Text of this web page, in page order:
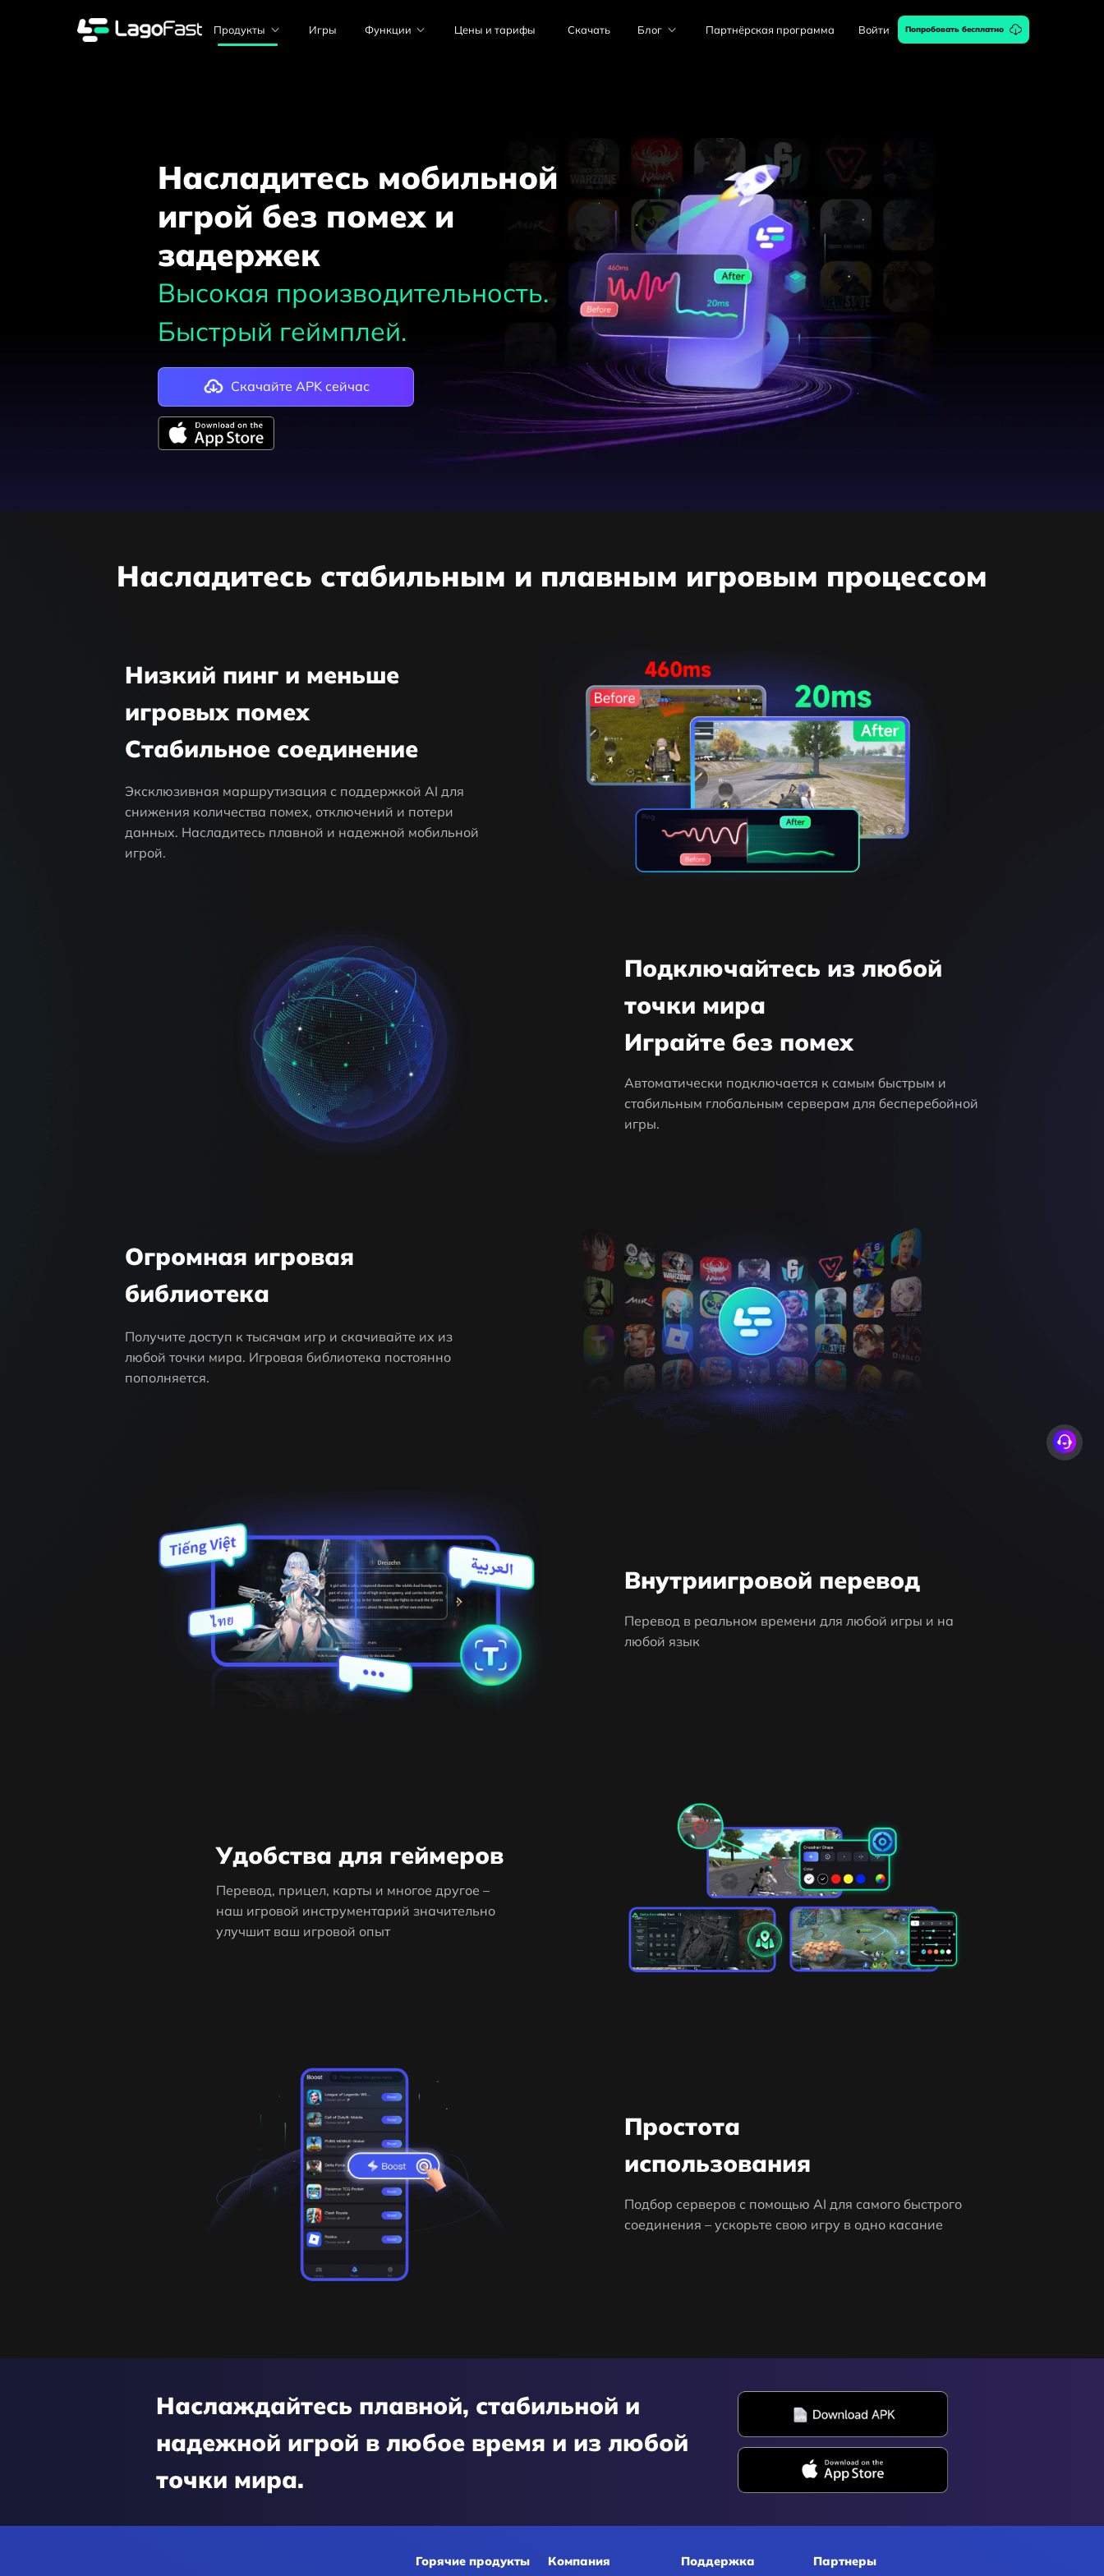
Продукты Игры Функции Цены и тарифы Скачать Блог Партнёрская программа Войти Попробовать бесплатно
Насладитесь мобильной
игрой без помех и
задержек
Высокая производительность.
Быстрый геймплей.
Скачайте APK сейчас
Насладитесь стабильным и плавным игровым процессом
Низкий пинг и меньше
игровых помех
Стабильное соединение
Эксклюзивная маршрутизация с поддержкой AI для
снижения количества помех, отключений и потери
данных. Насладитесь плавной и надежной мобильной
игрой.
Подключайтесь из любой
точки мира
Играйте без помех
Автоматически подключается к самым быстрым и
стабильным глобальным серверам для бесперебойной
игры.
Огромная игровая
библиотека
Получите доступ к тысячам игр и скачивайте их из
любой точки мира. Игровая библиотека постоянно
пополняется.
Внутриигровой перевод
Перевод в реальном времени для любой игры и на
любой язык
Удобства для геймеров
Перевод, прицел, карты и многое другое –
наш игровой инструментарий значительно
улучшит ваш игровой опыт
Простота
использования
Подбор серверов с помощью AI для самого быстрого
соединения – ускорьте свою игру в одно касание
Наслаждайтесь плавной, стабильной и
надежной игрой в любое время и из любой
точки мира.
Горячие продукты Компания Поддержка Партнеры